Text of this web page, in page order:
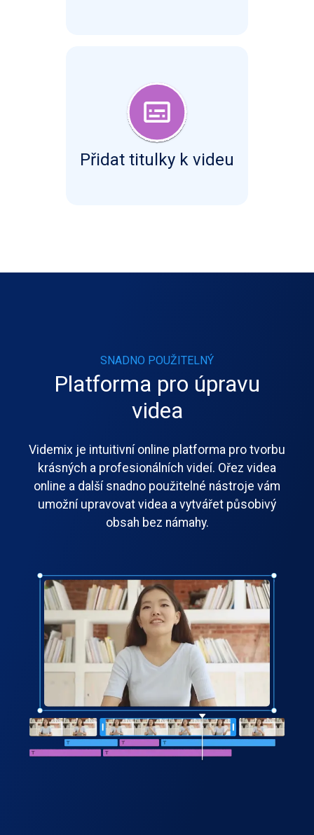
Přidat titulky k videu
SNADNO POUŽITELNÝ
Platforma pro úpravu
videa
Videmix je intuitivní online platforma pro tvorbu
krásných a profesionálních videí. Ořez videa
online a další snadno použitelné nástroje vám
umožní upravovat videa a vytvářet působivý
obsah bez námahy.